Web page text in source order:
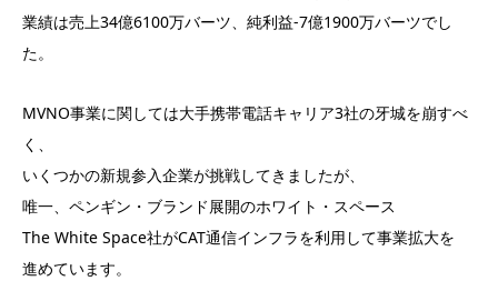
業績は売上34億6100万バーツ、純利益-7億1900万バーツでし
た。
MVNO事業に関しては大手携帯電話キャリア3社の牙城を崩すべ
く、
いくつかの新規参入企業が挑戦してきましたが、
唯一、ペンギン・ブランド展開のホワイト・スペース
The White Space社がCAT通信インフラを利用して事業拡大を
進めています。